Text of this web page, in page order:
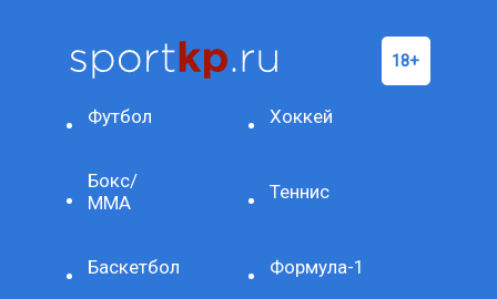
Футбол Хоккей
Бокс/
ММА
Теннис
Баскетбол Формула-1